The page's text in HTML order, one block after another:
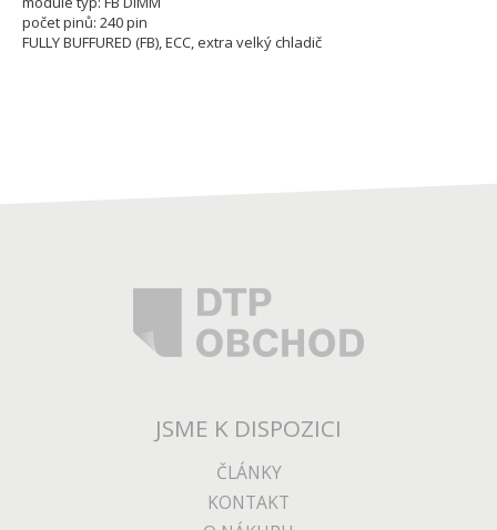
počet pinů: 240 pin
FULLY BUFFURED (FB), ECC, extra velký chladič
JSME K DISPOZICI
ČLÁNKY
KONTAKT